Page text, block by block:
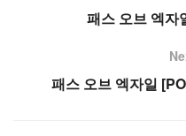
패스 오브 엑자
패스 오브 엑자일